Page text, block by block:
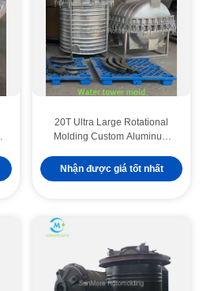
20T Ultra Large Rotational
Molding Custom Aluminum
Infrastructure Systems (Mô
hình nhôm tùy chỉnh cho các
Nhận được giá tốt nhất